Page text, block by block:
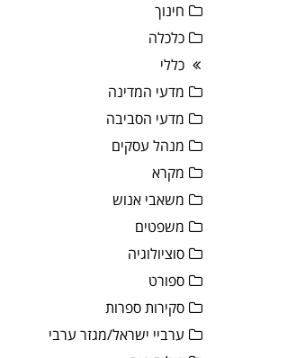
חינוך
כלכלה
כללי
מדעי המדינה
מדעי הסביבה
מנהל עסקים
מקרא
משאבי אנוש
משפטים
סוציולוגיה
ספורט
סקירות ספרות
ערביי ישראל/מגזר ערבי